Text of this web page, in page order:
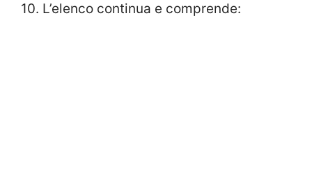
10. L’elenco continua e comprende: